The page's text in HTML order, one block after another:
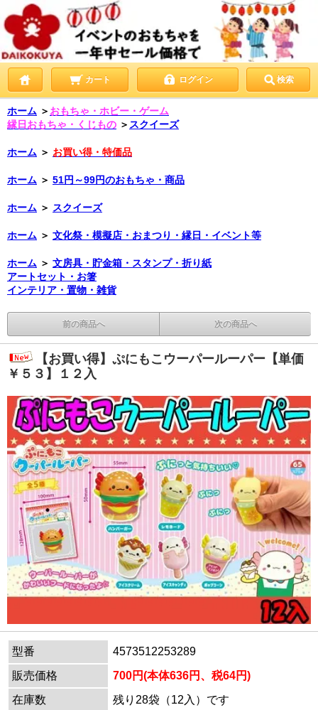
カート ログイン 検索
ホーム ＞ おもちゃ・ホビー・ゲーム
縁日おもちゃ・くじもの ＞ スクイーズ
ホーム ＞ お買い得・特価品
ホーム ＞ 51円～99円のおもちゃ・商品
ホーム ＞ スクイーズ
ホーム ＞ 文化祭・模擬店・おまつり・縁日・イベント等
ホーム ＞ 文房具・貯金箱・スタンプ・折り紙
アートセット・お箸
インテリア・置物・雑貨
前の商品へ 次の商品へ
【お買い得】ぷにもこウーパールーパー【単価
￥５３】１２入
型番
4573512253289
販売価格
700円(本体636円、税64円)
在庫数
残り28袋（12入）です